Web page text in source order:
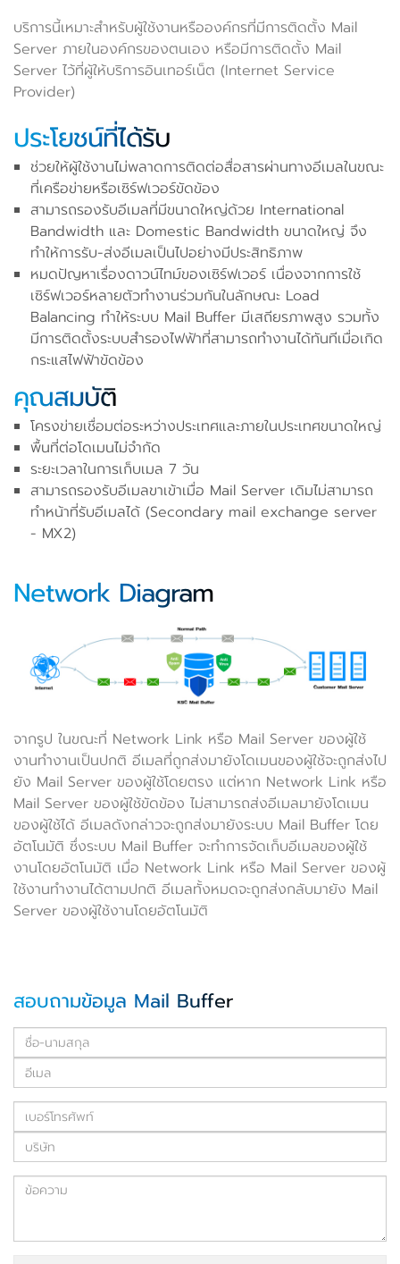
บริการนี้เหมาะสำหรับผู้ใช้งานหรือองค์กรที่มีการติดตั้ง Mail
Server ภายในองค์กรของตนเอง หรือมีการติดตั้ง Mail
Server ไว้ที่ผู้ให้บริการอินเทอร์เน็ต (Internet Service
Provider)
ประโยชน์ที่ได้รับ
ช่วยให้ผู้ใช้งานไม่พลาดการติดต่อสื่อสารผ่านทางอีเมลในขณะ
ที่เครือข่ายหรือเซิร์ฟเวอร์ขัดข้อง
สามารถรองรับอีเมลที่มีขนาดใหญ่ด้วย International
Bandwidth และ Domestic Bandwidth ขนาดใหญ่ จึง
ทำให้การรับ-ส่งอีเมลเป็นไปอย่างมีประสิทธิภาพ
หมดปัญหาเรื่องดาวน์ไทม์ของเซิร์ฟเวอร์ เนื่องจากการใช้
เซิร์ฟเวอร์หลายตัวทำงานร่วมกันในลักษณะ Load
Balancing ทำให้ระบบ Mail Buffer มีเสถียรภาพสูง รวมทั้ง
มีการติดตั้งระบบสำรองไฟฟ้าที่สามารถทำงานได้ทันทีเมื่อเกิด
กระแสไฟฟ้าขัดข้อง
คุณสมบัติ
โครงข่ายเชื่อมต่อระหว่างประเทศและภายในประเทศขนาดใหญ่
พื้นที่ต่อโดเมนไม่จำกัด
ระยะเวลาในการเก็บเมล 7 วัน
สามารถรองรับอีเมลขาเข้าเมื่อ Mail Server เดิมไม่สามารถ
ทำหน้าที่รับอีเมลได้ (Secondary mail exchange server
- MX2)
Network Diagram
จากรูป ในขณะที่ Network Link หรือ Mail Server ของผู้ใช้
งานทำงานเป็นปกติ อีเมลที่ถูกส่งมายังโดเมนของผู้ใช้จะถูกส่งไป
ยัง Mail Server ของผู้ใช้โดยตรง แต่หาก Network Link หรือ
Mail Server ของผู้ใช้ขัดข้อง ไม่สามารถส่งอีเมลมายังโดเมน
ของผู้ใช้ได้ อีเมลดังกล่าวจะถูกส่งมายังระบบ Mail Buffer โดย
อัตโนมัติ ซึ่งระบบ Mail Buffer จะทำการจัดเก็บอีเมลของผู้ใช้
งานโดยอัตโนมัติ เมื่อ Network Link หรือ Mail Server ของผู้
ใช้งานทำงานได้ตามปกติ อีเมลทั้งหมดจะถูกส่งกลับมายัง Mail
Server ของผู้ใช้งานโดยอัตโนมัติ
สอบถามข้อมูล Mail Buffer